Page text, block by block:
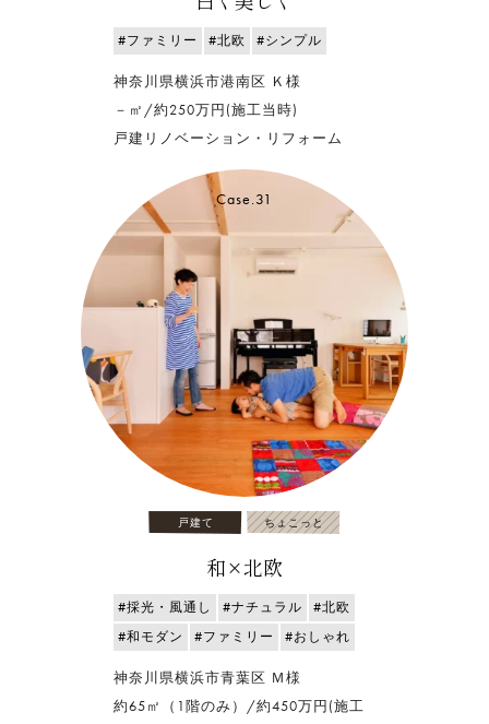
#ファミリー #北欧 #シンプル
神奈川県横浜市港南区 Ｋ様
－㎡/約250万円(施工当時)
戸建リノベーション・リフォーム
Case.31
戸建て ちょこっと
和×北欧
#採光・風通し #ナチュラル
#北欧
#和モダン
#ファミリー #おしゃれ
神奈川県横浜市青葉区 Ｍ様
約65㎡（1階のみ）/約450万円(施工